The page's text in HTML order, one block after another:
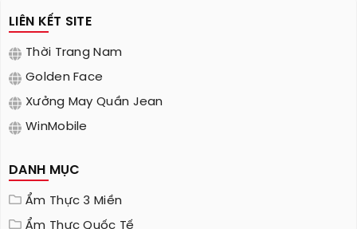
LIÊN KẾT SITE
Thời Trang Nam
Golden Face
Xưởng May Quần Jean
WinMobile
DANH MỤC
Ẩm Thực 3 Miền
Ẩm Thực Quốc Tế